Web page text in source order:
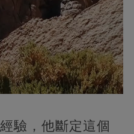
驗，他斷定這個